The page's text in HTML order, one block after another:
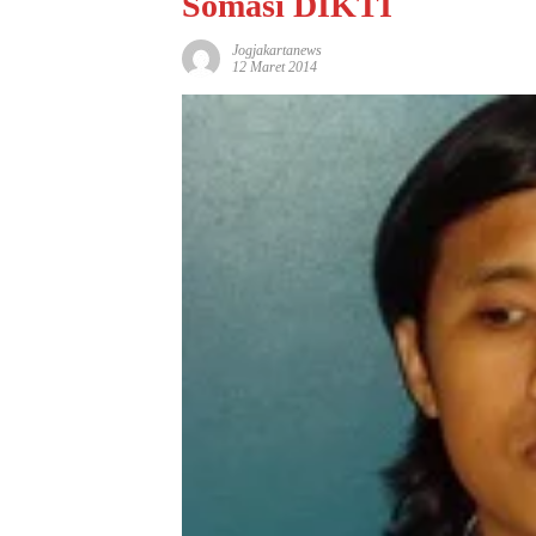
Jogjakartanews
12 Maret 2014